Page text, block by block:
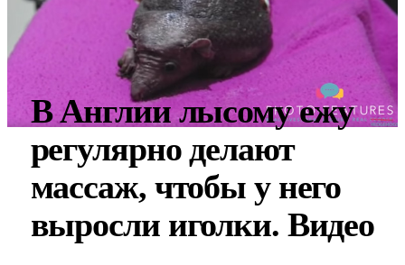
В Англии лысому ежу
регулярно делают
массаж, чтобы у него
выросли иголки. Видео